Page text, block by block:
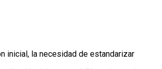
inicial, la necesidad de estandarizar